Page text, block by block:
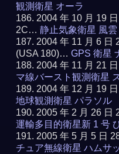
観測衛星 オーラ
2004 年 10 月 19
2C…静止気象衛星 風雲
2004 年 11 月 6 日
(USA 180)…GPS 衛星
2004 年 11 月 21
マ線バースト観測衛星
2004 年 12 月 19
地球観測衛星 パラソル
2005 年 2 月 26 日
運輸多目的衛星新 1 号
2005 年 5 月 5 日
チュア無線衛星 ハムサ